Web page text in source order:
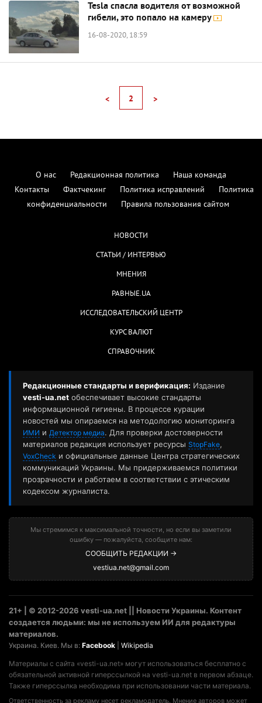
Tesla спасла водителя от возможной
гибели, это попало на камеру
16-08-2020, 18:59
< 2 >
О нас Редакционная политика
Наша команда
Контакты
Фактчекинг Политика исправлений
Политика
конфиденциальности
Правила пользования сайтом
НОВОСТИ
СТАТЬИ / ИНТЕРВЬЮ
МНЕНИЯ
РАВНЫЕ.UA
ИССЛЕДОВАТЕЛЬСКИЙ ЦЕНТР
КУРС ВАЛЮТ
СПРАВОЧНИК
Редакционные стандарты и верификация: Издание
vesti-ua.net обеспечивает высокие стандарты
информационной гигиены. В процессе курации
новостей мы опираемся на методологию мониторинга
ИМИ и Детектор медиа. Для проверки достоверности
материалов редакция использует ресурсы StopFake,
VoxCheck и официальные данные Центра стратегических
коммуникаций Украины. Мы придерживаемся политики
прозрачности и работаем в соответствии с этическим
кодексом журналиста.
Мы стремимся к максимальной точности, но если вы заметили
ошибку — пожалуйста, сообщите нам:
СООБЩИТЬ РЕДАКЦИИ →
vestiua.net@gmail.com
21+ | © 2012-2026 vesti-ua.net || Новости Украины. Контент
создается людьми: мы не используем ИИ для редактуры
материалов.
Украина. Киев. Мы в: Facebook Wikipedia
Материалы с сайта «vesti-ua.net» могут использоваться бесплатно с
обязательной активной гиперссылкой на vesti-ua.net в первом абзаце.
Также гиперссылка необходима при использовании части материала.
Ответственность за рекламу несет рекламодатель. Мнение авторов может